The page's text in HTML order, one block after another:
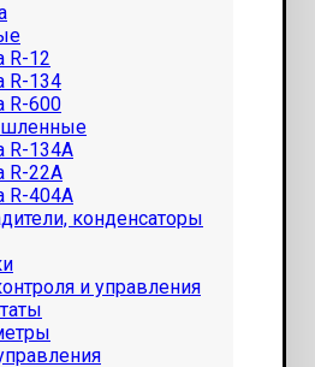
R-12
R-134
R-600
R-134A
R-22A
R-404A
конденсаторы
и управления